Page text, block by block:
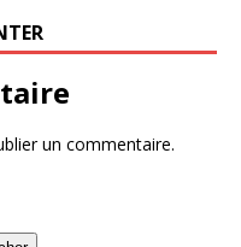
un commentaire.